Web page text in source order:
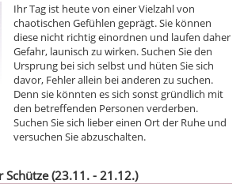
Ihr Tag ist heute von einer Vielzahl von
chaotischen Gefühlen geprägt. Sie können
diese nicht richtig einordnen und laufen daher
Gefahr, launisch zu wirken. Suchen Sie den
Ursprung bei sich selbst und hüten Sie sich
davor, Fehler allein bei anderen zu suchen.
Denn sie könnten es sich sonst gründlich mit
den betreffenden Personen verderben.
Suchen Sie sich lieber einen Ort der Ruhe und
versuchen Sie abzuschalten.
(23.11. - 21.12.)